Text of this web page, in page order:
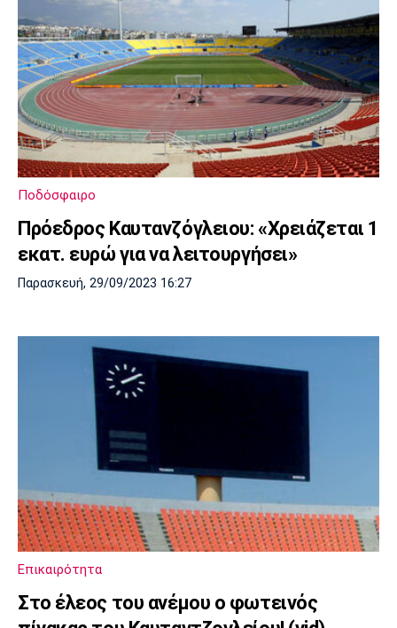
Ποδόσφαιρο
Πρόεδρος Καυτανζόγλειου: «Χρειάζεται 1
εκατ. ευρώ για να λειτουργήσει»
Παρασκευή, 29/09/2023 16:27
Επικαιρότητα
Στο έλεος του ανέμου o φωτεινός